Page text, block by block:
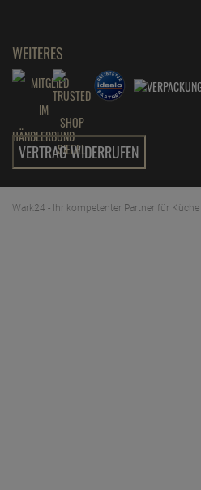
WEITERES
VERTRAG WIDERRUFEN
Wark24 - Ihr kompetenter Partner für